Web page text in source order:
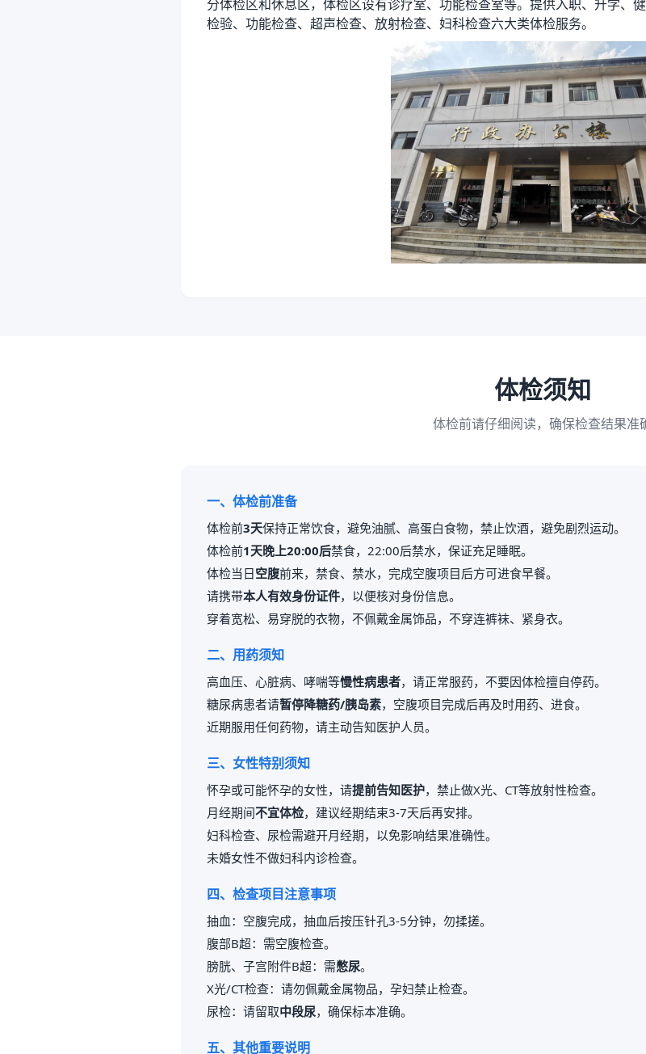
分体检区和休息区，体检区设有诊疗室、功能检查室等。提供入职、升学、
检验、功能检查、超声检查、放射检查、妇科检查六大类体检服务。
体检须知
体检前请仔细阅读，确保检查结果准
一、体检前准备
体检前3天保持正常饮食，避免油腻、高蛋白食物，禁止饮酒，避免剧烈运动。
体检前1天晚上20:00后禁食，22:00后禁水，保证充足睡眠。
体检当日空腹前来，禁食、禁水，完成空腹项目后方可进食早餐。
请携带本人有效身份证件，以便核对身份信息。
穿着宽松、易穿脱的衣物，不佩戴金属饰品，不穿连裤袜、紧身衣。
二、用药须知
高血压、心脏病、哮喘等慢性病患者，请正常服药，不要因体检擅自停药。
糖尿病患者请暂停降糖药/胰岛素，空腹项目完成后再及时用药、进食。
近期服用任何药物，请主动告知医护人员。
三、女性特别须知
怀孕或可能怀孕的女性，请提前告知医护，禁止做X光、CT等放射性检查。
月经期间不宜体检，建议经期结束3-7天后再安排。
妇科检查、尿检需避开月经期，以免影响结果准确性。
未婚女性不做妇科内诊检查。
四、检查项目注意事项
抽血：空腹完成，抽血后按压针孔3-5分钟，勿揉搓。
腹部B超：需空腹检查。
膀胱、子宫附件B超：需憋尿。
X光/CT检查：请勿佩戴金属物品，孕妇禁止检查。
尿检：请留取中段尿，确保标本准确。
五、其他重要说明